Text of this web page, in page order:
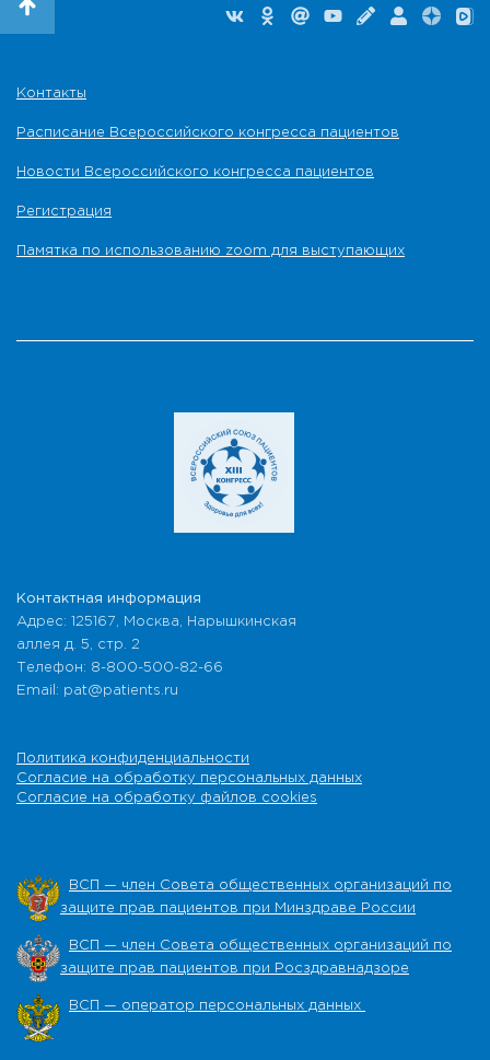
Контакты
Расписание Всероссийского конгресса пациентов
Новости Всероссийского конгресса пациентов
Регистрация
Памятка по использованию zoom для выступающих
Контактная информация
Адрес: 125167, Москва, Нарышкинская
аллея д. 5, стр. 2
Телефон: 8-800-500-82-66
Email: pat@patients.ru
Политика конфиденциальности
Согласие на обработку персональных данных
Согласие на обработку файлов cookies
ВСП — член Совета общественных организаций по
защите прав пациентов при Минздраве России
ВСП — член Совета общественных организаций по
защите прав пациентов при Росздравнадзоре
ВСП — оператор персональных данных